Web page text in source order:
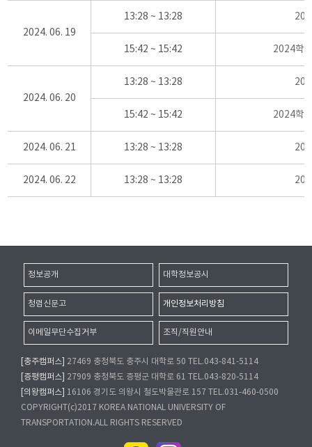
2024. 06. 19
13:28 ~ 13:28
15:42 ~ 15:42 2024학
2024. 06. 20
13:28 ~ 13:28
15:42 ~ 15:42 2024학
2024. 06. 21 13:28 ~ 13:28
2024. 06. 22 13:28 ~ 13:28
정보공개 대학정보공시
청렴신문고 개인정보처리방침
이메일무단수집거부 조직/직원안내
[충주캠퍼스]
27469 충청북도 충주시 대학로 50 TEL.043-841-5114
[증평캠퍼스]
27909 충청북도 증평군 대학로 61 TEL.043-820-5114
[의왕캠퍼스]
16106 경기도 의왕시 철도박물관로 157 TEL.031-460-0500
COPYRIGHT(c)2017 KOREA NATIONAL UNIVERSITY OF
TRANSPORTATION.ALL RIGHTS RESERVED